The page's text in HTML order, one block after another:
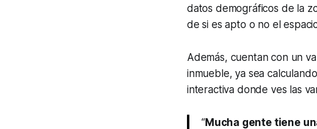
datos demográficos de la
de si es apto o no el
Además, cuentan con un
inmueble, ya sea
interactiva donde ves las
“Mucha gente tiene